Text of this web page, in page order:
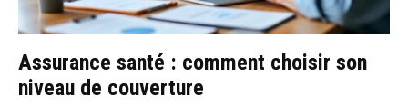
Assurance santé : comment choisir son
niveau de couverture